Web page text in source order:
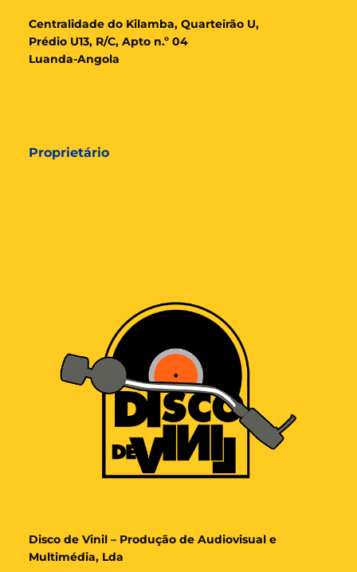
Centralidade do Kilamba, Quarteirão U,
Prédio U13, R/C, Apto n.º 04
Luanda-Angola
Proprietário
Disco de Vinil – Produção de Audiovisual e
Multimédia, Lda